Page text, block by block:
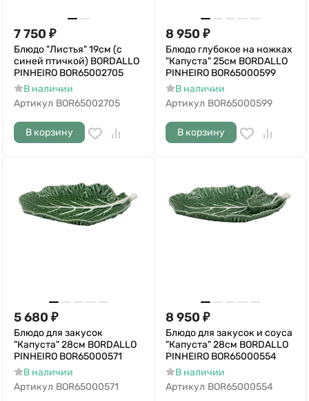
7 750 ₽
Блюдо "Листья" 19см (с
синей птичкой) BORDALLO
PINHEIRO BOR65002705
В наличии
Артикул BOR65002705
В корзину
8 950 ₽
Блюдо глубокое на ножках
"Капуста" 25см BORDALLO
PINHEIRO BOR65000599
В наличии
Артикул BOR65000599
В корзину
5 680 ₽
Блюдо для закусок
"Капуста" 28см BORDALLO
PINHEIRO BOR65000571
В наличии
Артикул BOR65000571
8 950 ₽
Блюдо для закусок и соуса
"Капуста" 28см BORDALLO
PINHEIRO BOR65000554
В наличии
Артикул BOR65000554